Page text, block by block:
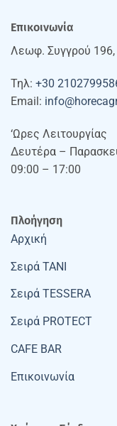
Επικοινωνία
Λεωφ. Συγγρού 196,
Τηλ: +30
Email:
‘Ωρες Λειτουργίας
Δευτέρα –
09:00 – 17:00
Πλοήγηση
Αρχική
Σειρά TANI
Σειρά TESSERA
Σειρά PROTECT
CAFE BAR
Επικοινωνία